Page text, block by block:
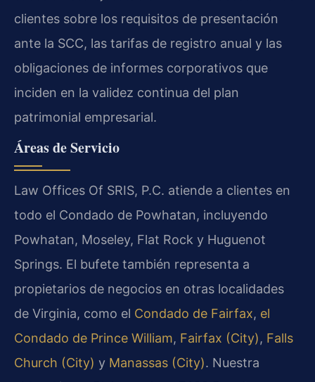
clientes sobre los requisitos de presentación
ante la SCC, las tarifas de registro anual y las
obligaciones de informes corporativos que
inciden en la validez continua del plan
patrimonial empresarial.
Áreas de Servicio
Law Offices Of SRIS, P.C. atiende a clientes en
todo el Condado de Powhatan, incluyendo
Powhatan, Moseley, Flat Rock y Huguenot
Springs. El bufete también representa a
propietarios de negocios en otras localidades
de Virginia, como el Condado de Fairfax, el
Condado de Prince William, Fairfax (City), Falls
Church (City) y Manassas (City). Nuestra